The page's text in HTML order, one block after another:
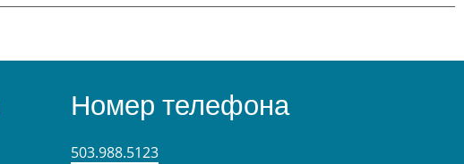
Номер телефона
503.988.5123